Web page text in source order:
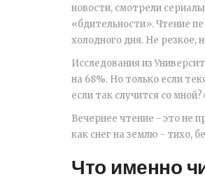
новости, смотрели
«бдительности». Чтение
холодного дня. Не резкое,
Исследования из
на 68%. Но только если
если так случится со
Вечернее чтение - это не
как снег на землю - тихо,
Что именно